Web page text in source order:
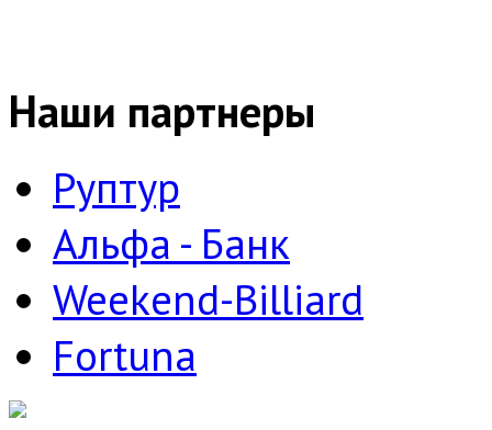
Наши партнеры
Руптур
Альфа - Банк
Weekend-Billiard
Fortuna